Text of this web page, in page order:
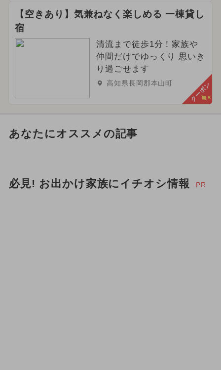
【空きあり】気兼ねなく楽しめる 一棟貸し
宿
清流まで徒歩1分！家族や
仲間だけでゆっくり 思いき
り過ごせます
高知県長岡郡本山町 クーポン
あなたにオススメの記事
必見! お出かけ家族にイチオシ情報 PR